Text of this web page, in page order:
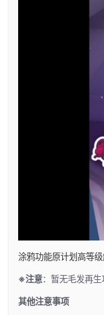
涂鸦功能原计划高等
※注意：暂无毛发再
其他注意事项